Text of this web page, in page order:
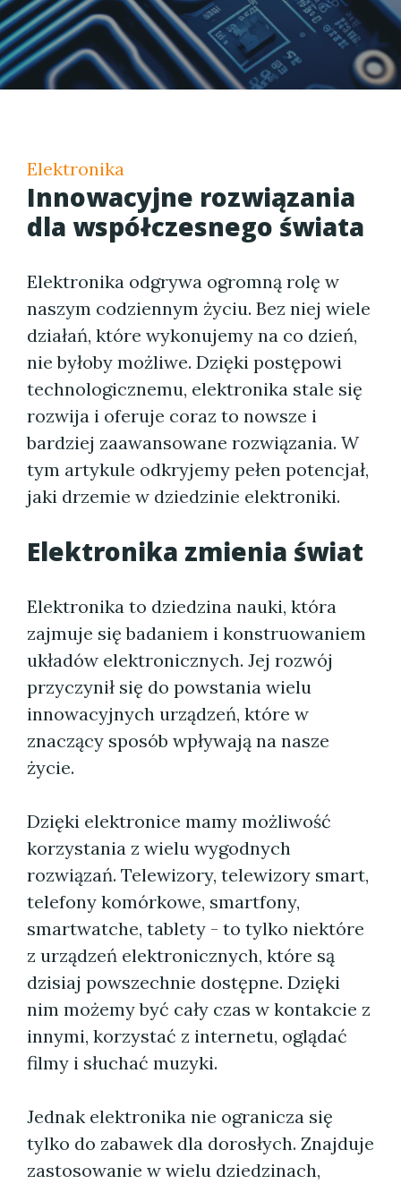
Elektronika
Innowacyjne rozwiązania
dla współczesnego świata
Elektronika odgrywa ogromną rolę w
naszym codziennym życiu. Bez niej wiele
działań, które wykonujemy na co dzień,
nie byłoby możliwe. Dzięki postępowi
technologicznemu, elektronika stale się
rozwija i oferuje coraz to nowsze i
bardziej zaawansowane rozwiązania. W
tym artykule odkryjemy pełen potencjał,
jaki drzemie w dziedzinie elektroniki.
Elektronika zmienia świat
Elektronika to dziedzina nauki, która
zajmuje się badaniem i konstruowaniem
układów elektronicznych. Jej rozwój
przyczynił się do powstania wielu
innowacyjnych urządzeń, które w
znaczący sposób wpływają na nasze
życie.
Dzięki elektronice mamy możliwość
korzystania z wielu wygodnych
rozwiązań. Telewizory, telewizory smart,
telefony komórkowe, smartfony,
smartwatche, tablety - to tylko niektóre
z urządzeń elektronicznych, które są
dzisiaj powszechnie dostępne. Dzięki
nim możemy być cały czas w kontakcie z
innymi, korzystać z internetu, oglądać
filmy i słuchać muzyki.
Jednak elektronika nie ogranicza się
tylko do zabawek dla dorosłych. Znajduje
zastosowanie w wielu dziedzinach,